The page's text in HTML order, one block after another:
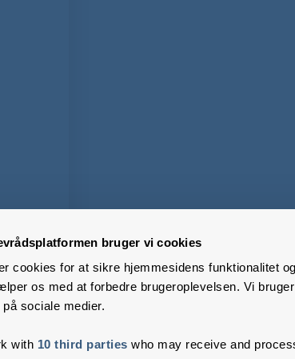
bruger vi cookies
cookies for at sikre hjemmesidens funktionalitet
os med at forbedre brugeroplevelsen. Vi
sociale medier.
with 10 third parties who may receive and